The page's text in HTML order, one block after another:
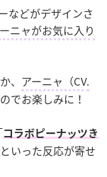
などがデザインさ
ニャがお気に入り
、 アーニャ（CV.
でお楽しみに！
コラボピーナッツき
いった反応が寄せ